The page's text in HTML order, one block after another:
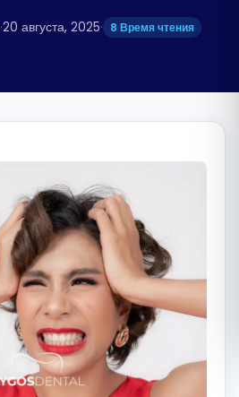
Português
Română
Русский
·20 августа, 2025· 8 Время чтения